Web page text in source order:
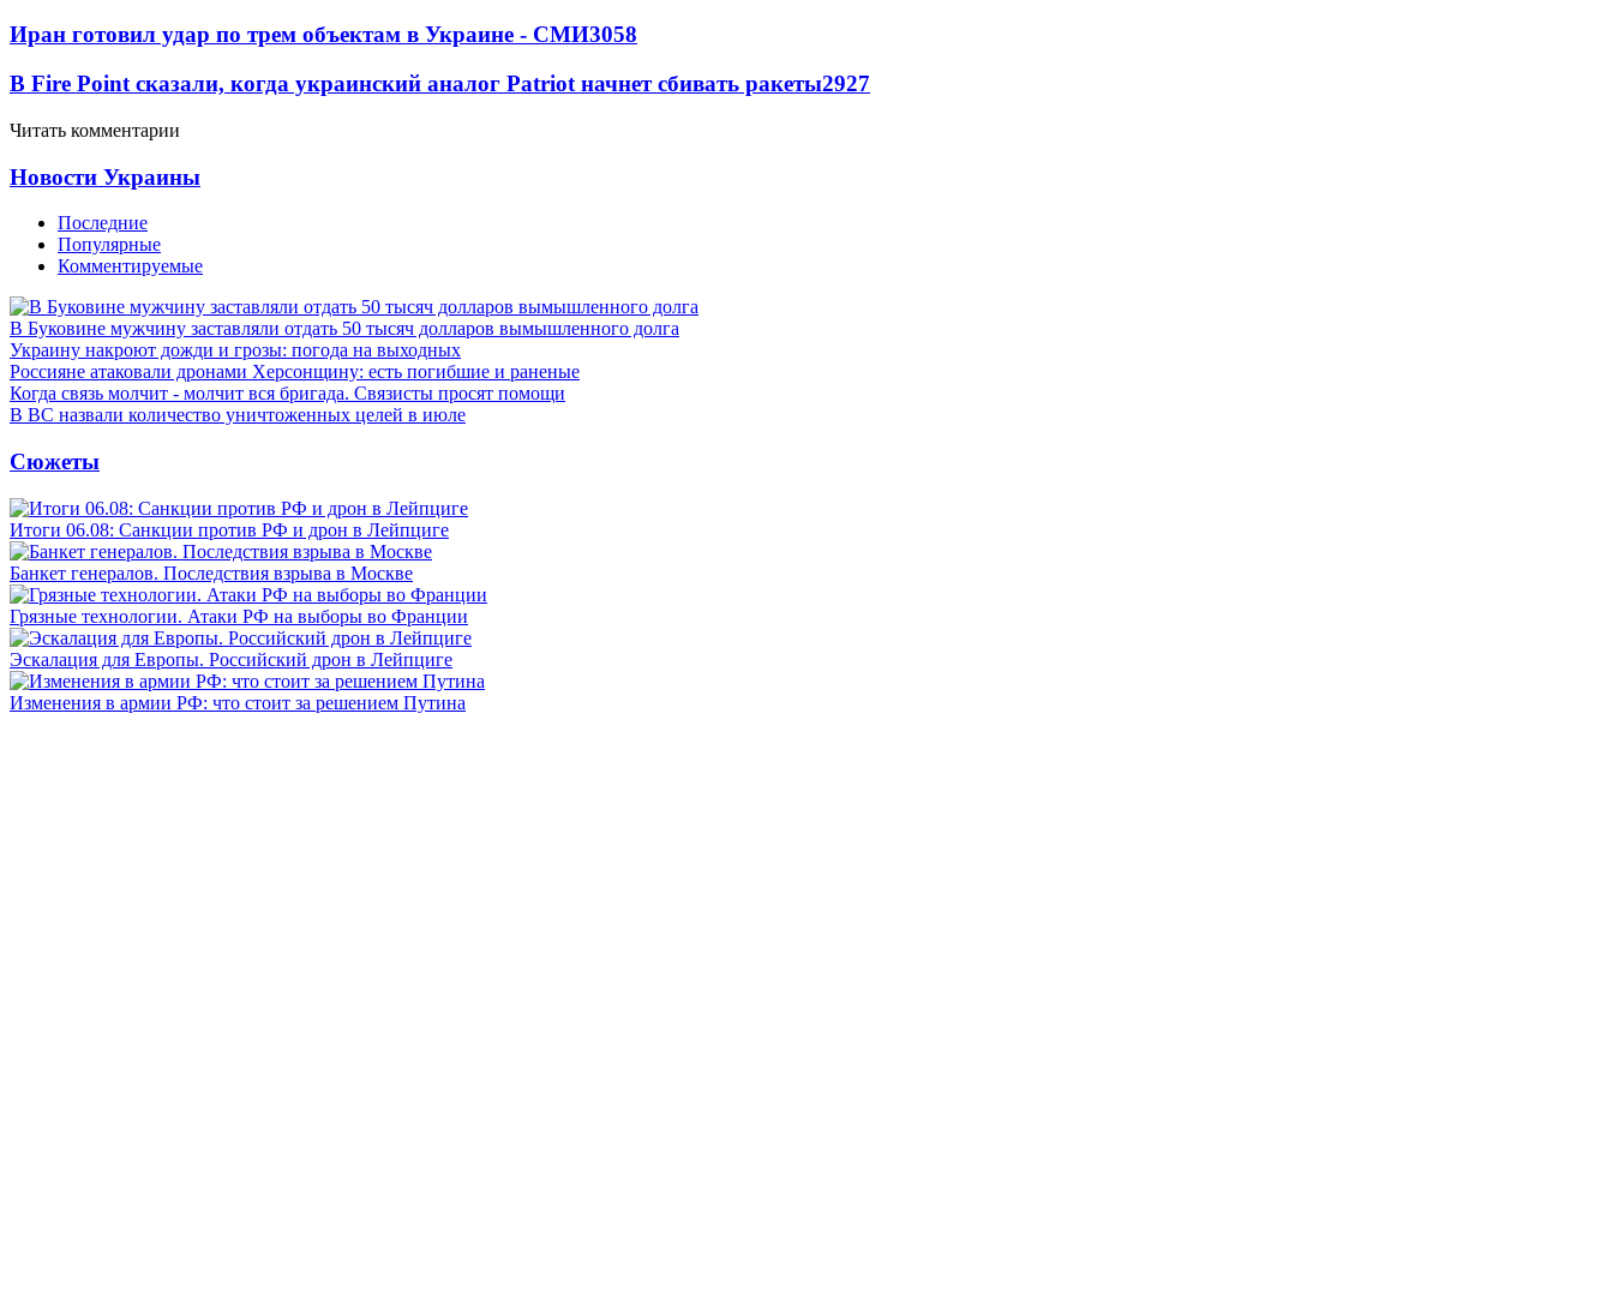
Иран готовил удар по трем объектам в Украине - СМИ3058
В Fire Point сказали, когда украинский аналог Patriot начнет сбивать ракеты2927
Читать комментарии
Новости Украины
Последние
Популярные
Комментируемые
В Буковине мужчину заставляли отдать 50 тысяч долларов вымышленного долга
Украину накроют дожди и грозы: погода на выходных
Россияне атаковали дронами Херсонщину: есть погибшие и раненые
Когда связь молчит - молчит вся бригада. Связисты просят помощи
В ВС назвали количество уничтоженных целей в июле
Сюжеты
Итоги 06.08: Санкции против РФ и дрон в Лейпциге
Банкет генералов. Последствия взрыва в Москве
Грязные технологии. Атаки РФ на выборы во Франции
Эскалация для Европы. Российский дрон в Лейпциге
Изменения в армии РФ: что стоит за решением Путина